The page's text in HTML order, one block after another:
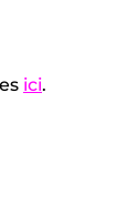
ici.